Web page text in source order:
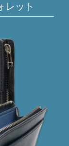
レット